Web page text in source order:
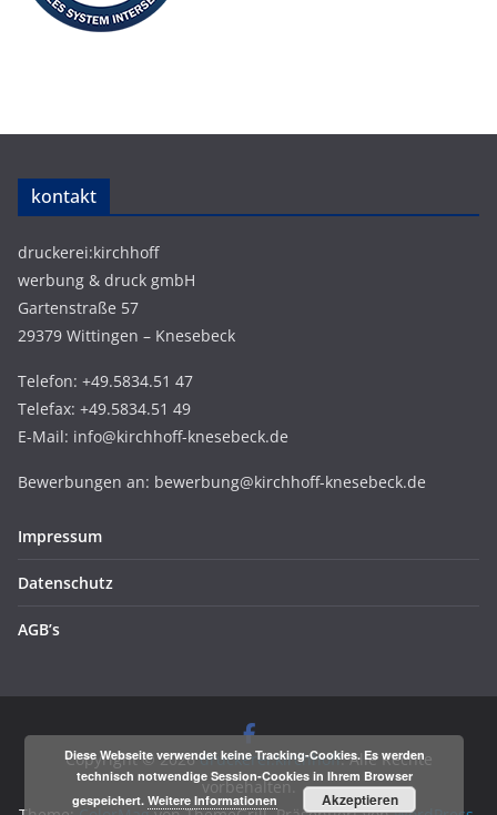
kontakt
druckerei:kirchhoff
werbung & druck gmbH
Gartenstraße 57
29379 Wittingen – Knesebeck
Telefon: +49.5834.51 47
Telefax: +49.5834.51 49
E-Mail: info@kirchhoff-knesebeck.de
Bewerbungen an: bewerbung@kirchhoff-knesebeck.de
Impressum
Datenschutz
AGB’s
Copyright © 2026druckerei:kirchhoff. Alle Rechte
vorbehalten.
Diese Webseite verwendet keine Tracking-Cookies. Es werden
technisch notwendige Session-Cookies in Ihrem Browser
gespeichert.Weitere Informationen Akzeptieren